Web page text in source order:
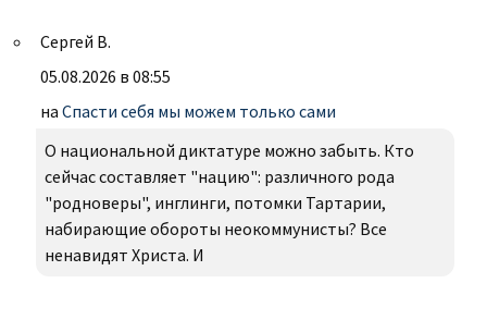
Сергей В.
05.08.2026 в 08:55
на Спасти себя мы можем только сами
О национальной диктатуре можно забыть. Кто
сейчас составляет "нацию": различного рода
"родноверы", инглинги, потомки Тартарии,
набирающие обороты неокоммунисты? Все
ненавидят Христа. И